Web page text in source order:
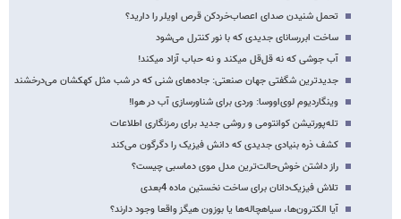
تحمل شنیدن صدای اعصاب‌خردکن قرص اویلر را دارید؟
ساخت ابررسانای جدیدی که با نور کنترل می‌شود
آب جوشی که نه قل‌قل می‎کند و نه حباب آزاد می‎کند!
جدیدترین شگفتی جهان صنعتی: جاده‌های شنی که در شب مثل کهکشان می‌درخشند
وینگاردیوم لوی‌اووسا: وردی برای شناورسازی آب در هوا!
تله‌پورتیشن کوانتومی و روشی جدید برای رمزنگاری اطلاعات
کشف ذره بنیادی جدیدی که دانش فیزیک را دگرگون می‌کند
راز داشتن خوش‌حالت‌ترین مدل موی دم‎اسبی چیست؟
تلاش فیزیک‌دانان برای ساخت نخستین ماده 4بعدی
آیا الکترون‌ها، سیاهچاله‌ها یا بوزون هیگز واقعا وجود دارند؟